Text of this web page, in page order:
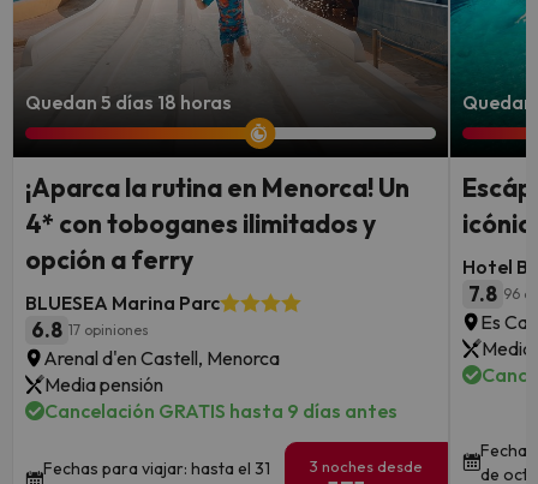
Quedan 5 días 18 horas
¡Aparca la rutina en Menorca! Un
4* con toboganes ilimitados y
opción a ferry
BLUESEA Marina Parc
6.8 17 opiniones
Arenal d'en Castell, Menorca
Media pensión
Cancelación GRATIS hasta 9 días antes
Fechas para viajar: hasta el 31
3 noches desde
Quedan
Hotel
7.8 96
Es
Media
de